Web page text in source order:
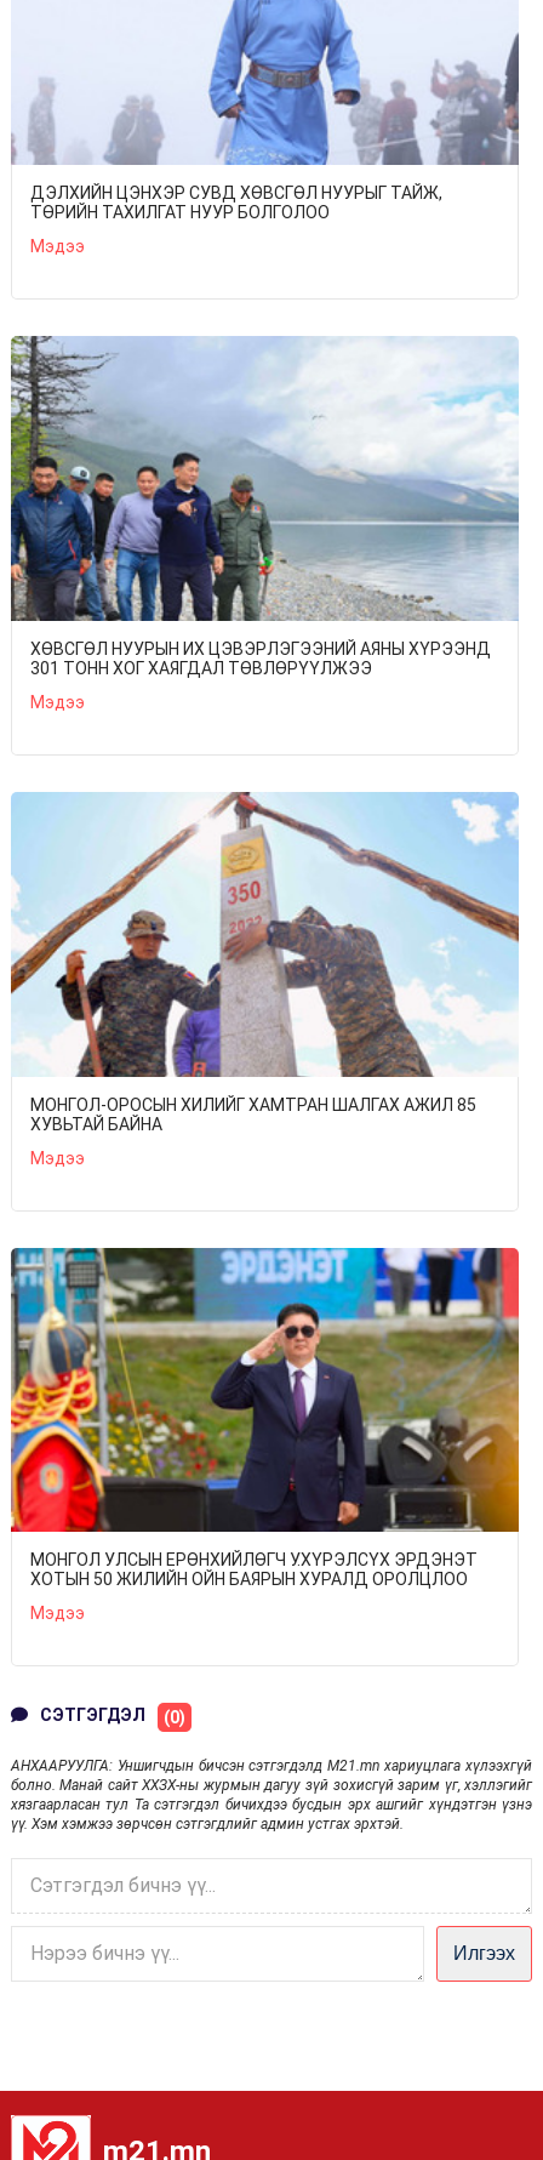
ДЭЛХИЙН ЦЭНХЭР СУВД ХӨВСГӨЛ НУУРЫГ ТАЙЖ,
ТӨРИЙН ТАХИЛГАТ НУУР БОЛГОЛОО
Мэдээ
ХӨВСГӨЛ НУУРЫН ИХ ЦЭВЭРЛЭГЭЭНИЙ АЯНЫ ХҮРЭЭНД
301 ТОНН ХОГ ХАЯГДАЛ ТӨВЛӨРҮҮЛЖЭЭ
Мэдээ
МОНГОЛ-ОРОСЫН ХИЛИЙГ ХАМТРАН ШАЛГАХ АЖИЛ 85
ХУВЬТАЙ БАЙНА
Мэдээ
МОНГОЛ УЛСЫН ЕРӨНХИЙЛӨГЧ У.ХҮРЭЛСҮХ ЭРДЭНЭТ
ХОТЫН 50 ЖИЛИЙН ОЙН БАЯРЫН ХУРАЛД ОРОЛЦЛОО
Мэдээ
СЭТГЭГДЭЛ (0)
АНХААРУУЛГА: Уншигчдын бичсэн сэтгэгдэлд M21.mn хариуцлага хүлээхгүй
болно. Манай сайт ХХЗХ-ны журмын дагуу зүй зохисгүй зарим үг, хэллэгийг
хязгаарласан тул Та сэтгэгдэл бичихдээ бусдын эрх ашгийг хүндэтгэн үзнэ
үү. Хэм хэмжээ зөрчсөн сэтгэгдлийг админ устгах эрхтэй.
Илгээх
m21.mn